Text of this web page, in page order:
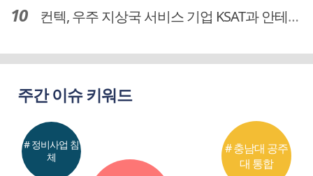
컨텍, 우주 지상국 서비스 기업 KSAT과 안테나 6기 계약 체결
주간 이슈 키워드
# 충남대 공주
대 통합
# 정비사업 침
체